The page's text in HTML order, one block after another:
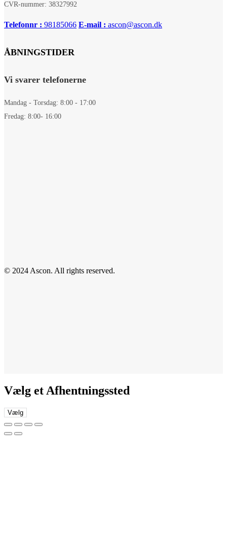
CVR-nummer: 38327992
Telefonnr : 98185066 E-mail : ascon@ascon.dk
ÅBNINGSTIDER
Vi svarer telefonerne
Mandag - Torsdag: 8:00 - 17:00
Fredag: 8:00- 16:00
© 2024 Ascon. All rights reserved.
Vælg et Afhentningssted
Vælg